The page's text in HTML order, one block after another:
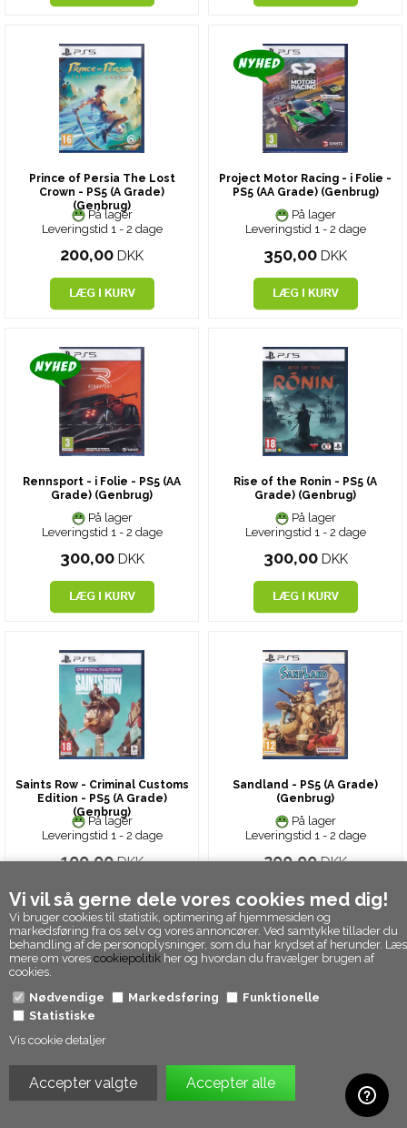
Vi vil så gerne dele vores cookies med dig!
Vi bruger cookies til statistik, optimering af hjemmesiden og
markedsføring fra os selv og vores annoncører. Ved samtykke tillader du
behandling af de personoplysninger, som du har krydset af herunder. Læs
mere om vores cookiepolitik her og hvordan du fravælger brugen af
cookies.
Nødvendige
Markedsføring
Funktionelle
Statistiske
Vis cookie detaljer
Prince of Persia The Lost
Crown - PS5 (A Grade)
(Genbrug)
På lager
Leveringstid 1 - 2 dage
200,00 DKK
Project Motor Racing - i Folie -
PS5 (AA Grade) (Genbrug)
På lager
Leveringstid 1 - 2 dage
350,00 DKK
Rennsport - i Folie - PS5 (AA
Grade) (Genbrug)
På lager
Leveringstid 1 - 2 dage
300,00 DKK
Rise of the Ronin - PS5 (A
Grade) (Genbrug)
På lager
Leveringstid 1 - 2 dage
300,00 DKK
Saints Row - Criminal Customs
Edition - PS5 (A Grade)
(Genbrug)
På lager
Leveringstid 1 - 2 dage
100,00DKK
Sandland - PS5 (A Grade)
(Genbrug)
På lager
Leveringstid 1 - 2 dage
200,00DKK
Saros - PS5 (A Grade) (Genbrug)
Silent Hill 2 - PS5 (A Grade)
(Genbrug)